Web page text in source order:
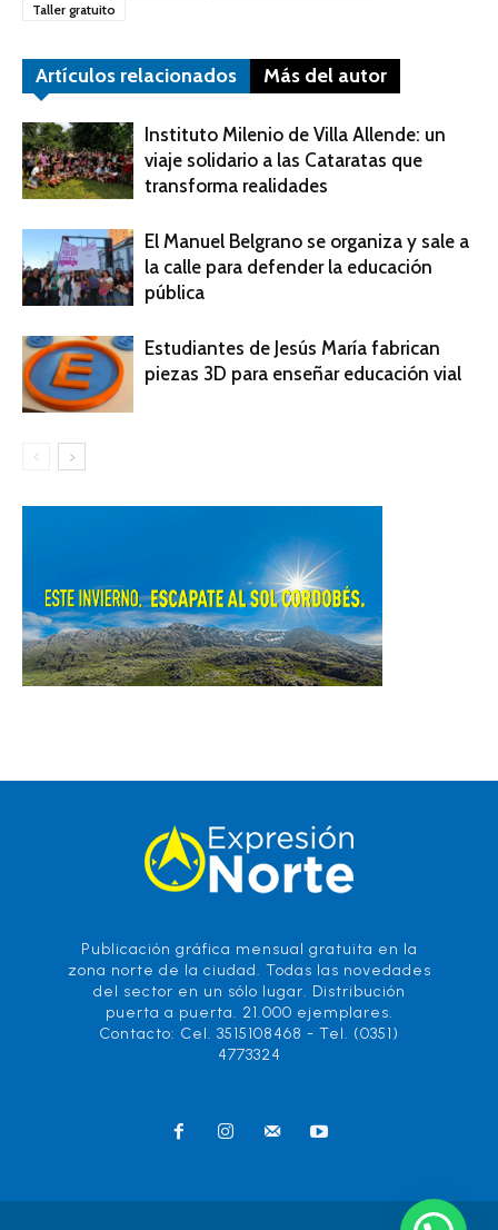
Taller gratuito
Artículos relacionados Más del autor
Instituto Milenio de Villa Allende: un
viaje solidario a las Cataratas que
transforma realidades
El Manuel Belgrano se organiza y sale a
la calle para defender la educación
pública
Estudiantes de Jesús María fabrican
piezas 3D para enseñar educación vial
Publicación gráfica mensual gratuita en la
zona norte de la ciudad. Todas las novedades
del sector en un sólo lugar. Distribución
puerta a puerta. 21.000 ejemplares.
Contacto: Cel. 3515108468 - Tel. (0351)
4773324